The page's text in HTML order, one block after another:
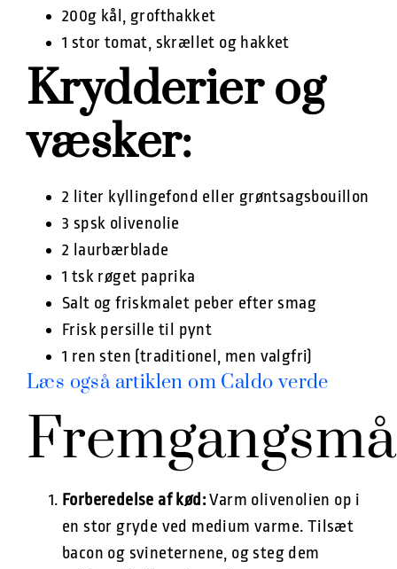
200g kål, grofthakket
1 stor tomat, skrællet og hakket
Krydderier og
væsker:
2 liter kyllingefond eller grøntsagsbouillon
3 spsk olivenolie
2 laurbærblade
1 tsk røget paprika
Salt og friskmalet peber efter smag
Frisk persille til pynt
1 ren sten (traditionel, men valgfri)
Læs også artiklen om Caldo verde
Forberedelse af kød:Varm olivenolien op i
en stor gryde ved medium varme. Tilsæt
bacon og svineternene, og steg dem